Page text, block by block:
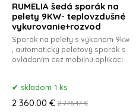
RUMELIA šedá sporák na
pelety 9KW- teplovzdušné
vykurovanie+rozvod
Sporák na pelety s výkonom 9kw
, automatický peletový sporák s
ovládaním cez mobilnú aplikáciu
skladom 1 ks
2 360.00 € 2 776.47 €